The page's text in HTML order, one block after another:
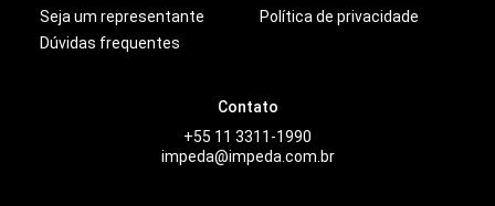
Seja um representante
Dúvidas frequentes
Política de privacidade
Contato
+55 11 3311-1990
impeda@impeda.com.br